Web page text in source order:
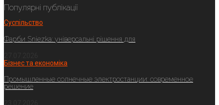
Популярні публікації
Суспільство
Фарби Sniezka: універсальні рішення для
Бізнес та економіка
Промышленные солнечные электростанции: современное
решение